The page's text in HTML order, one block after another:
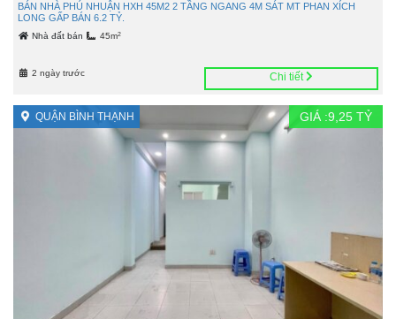
BÁN NHÀ PHÚ NHUẬN HXH 45M2 2 TẦNG NGANG 4M SÁT MT PHAN XÍCH
LONG GẤP BÁN 6.2 TỶ.
Nhà đất bán 45m2
2 ngày trước Chi tiết
QUẬN BÌNH THẠNH GIÁ :9,25 TỶ